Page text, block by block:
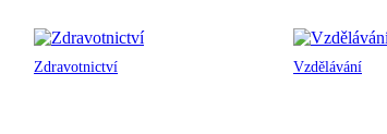
Zdravotnictví Vzdělávání